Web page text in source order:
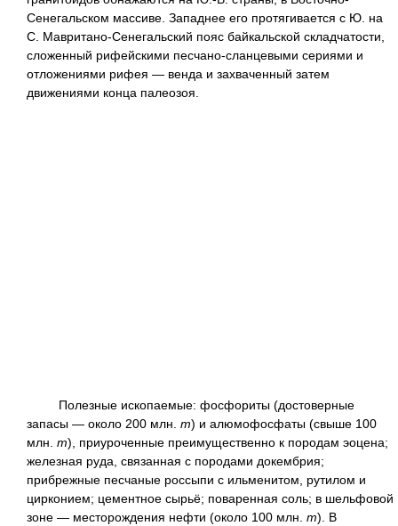
Сенегальском массиве. Западнее его протягивается с Ю. на
С. Мавритано-Сенегальский пояс байкальской складчатости,
сложенный рифейскими песчано-сланцевыми сериями и
отложениями рифея — венда и захваченный затем
движениями конца палеозоя.
Полезные ископаемые: фосфориты (достоверные
запасы — около 200 млн. т) и алюмофосфаты (свыше 100
млн. т), приуроченные преимущественно к породам эоцена;
железная руда, связанная с породами докембрия;
прибрежные песчаные россыпи с ильменитом, рутилом и
цирконием; цементное сырьё; поваренная соль; в шельфовой
зоне — месторождения нефти (около 100 млн. т). В